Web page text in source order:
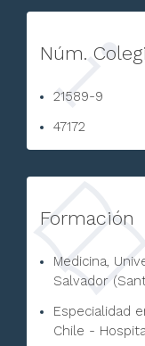
Núm.
21589-9
47172
Formación
Medicina,
Salvador
Especialidad
Chile -